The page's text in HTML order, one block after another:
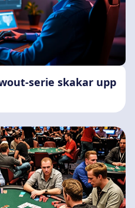
serie skakar upp